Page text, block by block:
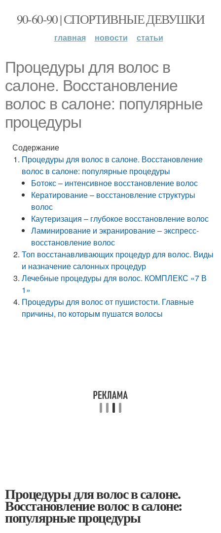
90-60-90 | СПОРТИВНЫЕ ДЕВУШКИ
главная новости статьи
Процедуры для волос в
салоне. Восстановление
волос в салоне: популярные
процедуры
Содержание
Процедуры для волос в салоне. Восстановление
волос в салоне: популярные процедуры
Ботокс – интенсивное восстановление волос
Кератирование – восстановление структуры
волос
Каутеризация – глубокое восстановление волос
Ламинирование и экранирование – экспресс-
восстановление волос
Топ восстанавливающих процедур для волос. Виды
и назначение салонных процедур
Лечебные процедуры для волос. КОМПЛЕКС «7 В
1»
Процедуры для волос от пушистости. Главные
причины, по которым пушатся волосы
Процедуры для волос в салоне.
Восстановление волос в салоне:
популярные процедуры